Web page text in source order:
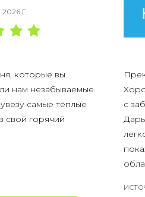
Г.
которые вы
нам незабываемые
самые тёплые
свой горячий
с